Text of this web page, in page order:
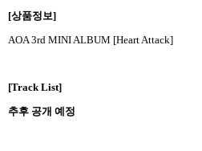
[상품정보]
AOA 3rd MINI ALBUM [Heart Attack]
[Track List]
추후 공개 예정